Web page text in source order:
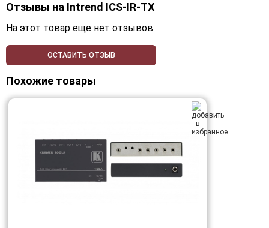
Отзывы на Intrend ICS-IR-TX
На этот товар еще нет отзывов.
ОСТАВИТЬ ОТЗЫВ
Похожие товары